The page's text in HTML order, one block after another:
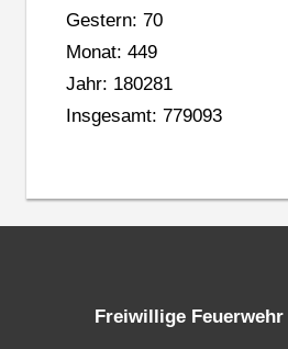
Gestern: 70
Monat: 449
Jahr: 180281
Insgesamt: 779093
Freiwillige Feuerwehr